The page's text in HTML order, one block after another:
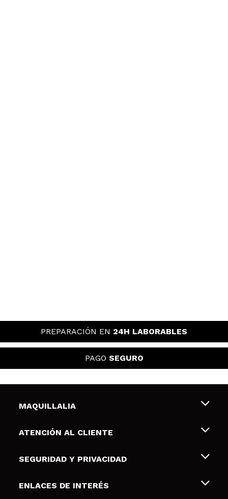
PREPARACIÓN EN 24H LABORABLES
PAGO SEGURO
MAQUILLALIA
Sobre nosotros
Tarjetas de Regalo
ATENCIÓN AL CLIENTE
Envíos y devoluciones
Formas de pago
SEGURIDAD Y PRIVACIDAD
Terminos y condiciones de uso
ENLACES DE INTERÉS